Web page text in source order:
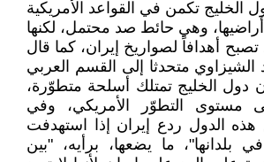
الخليج تكمن في القواعد الأمريكية
أراضيها، وهي حائط صد محتمل، لكنها
أهدافاً لصواريخ إيران، كما قال
الشيزاوي متحدثا إلى القسم العربي
الخليج تمتلك أسلحة متطوّرة،
مستوى التطوّر الأمريكي، وفي
هذه الدول ردع إيران إذا استهدفت
في بلدانها"، ما يضعها، برأيه، "بين